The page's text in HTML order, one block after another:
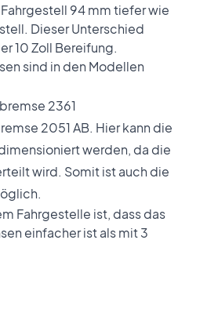
94 mm tiefer wie
Dieser Unterschied
10 Zoll Bereifung.
sind in den Modellen
2361
2051 AB. Hier kann die
werden, da die
wird. Somit ist auch die
Fahrgestelle ist, dass das
einfacher ist als mit 3